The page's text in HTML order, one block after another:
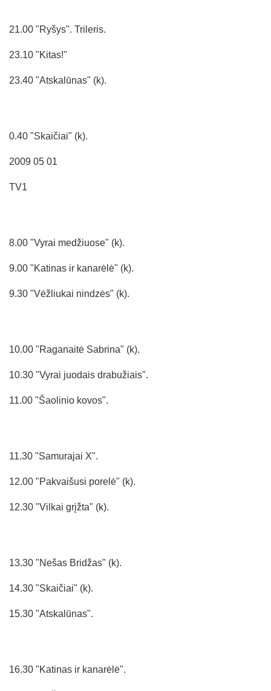
21.00 "Ryšys". Trileris.
23.10 "Kitas!"
23.40 "Atskalūnas" (k).
0.40 "Skaičiai" (k).
2009 05 01
TV1
8.00 "Vyrai medžiuose" (k).
9.00 "Katinas ir kanarėlė" (k).
9.30 "Vėžliukai nindzės" (k).
10.00 "Raganaitė Sabrina" (k).
10.30 "Vyrai juodais drabužiais".
11.00 "Šaolinio kovos".
11.30 "Samurajai X".
12.00 "Pakvaišusi porelė" (k).
12.30 "Vilkai grįžta" (k).
13.30 "Nešas Bridžas" (k).
14.30 "Skaičiai" (k).
15.30 "Atskalūnas".
16.30 "Katinas ir kanarėlė".